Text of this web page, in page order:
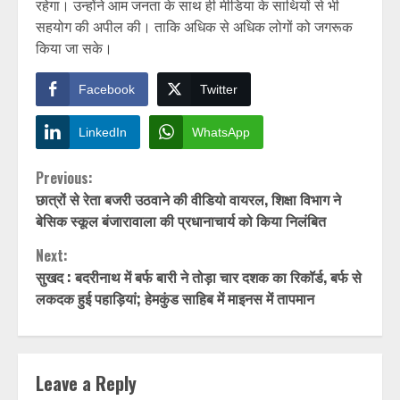
रहेगा। उन्होंने आम जनता के साथ ही मीडिया के साथियों से भी
सहयोग की अपील की। ताकि अधिक से अधिक लोगों को जगरूक
किया जा सके।
Facebook Twitter
LinkedIn WhatsApp
Continue
Reading
Previous:
छात्रों से रेता बजरी उठवाने की वीडियो वायरल, शिक्षा विभाग ने
बेसिक स्कूल बंजारावाला की प्रधानाचार्य को किया निलंबित
Next:
सुखद : बदरीनाथ में बर्फ बारी ने तोड़ा चार दशक का रिकॉर्ड, बर्फ से
लकदक हुई पहाड़ियां; हेमकुंड साहिब में माइनस में तापमान
Leave a Reply